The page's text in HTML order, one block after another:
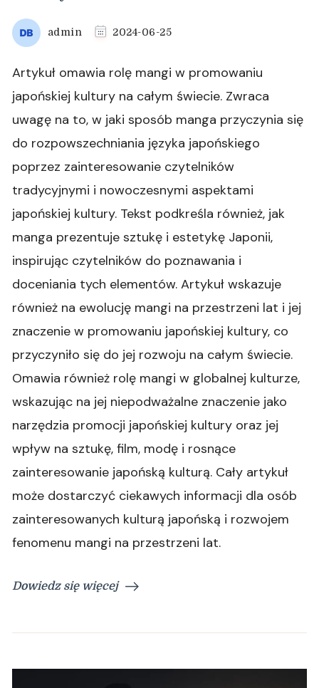
admin 2024-06-25
Artykuł omawia rolę mangi w promowaniu
japońskiej kultury na całym świecie. Zwraca
uwagę na to, w jaki sposób manga przyczynia się
do rozpowszechniania języka japońskiego
poprzez zainteresowanie czytelników
tradycyjnymi i nowoczesnymi aspektami
japońskiej kultury. Tekst podkreśla również, jak
manga prezentuje sztukę i estetykę Japonii,
inspirując czytelników do poznawania i
doceniania tych elementów. Artykuł wskazuje
również na ewolucję mangi na przestrzeni lat i jej
znaczenie w promowaniu japońskiej kultury, co
przyczyniło się do jej rozwoju na całym świecie.
Omawia również rolę mangi w globalnej kulturze,
wskazując na jej niepodważalne znaczenie jako
narzędzia promocji japońskiej kultury oraz jej
wpływ na sztukę, film, modę i rosnące
zainteresowanie japońską kulturą. Cały artykuł
może dostarczyć ciekawych informacji dla osób
zainteresowanych kulturą japońską i rozwojem
fenomenu mangi na przestrzeni lat.
Dowiedz się więcej